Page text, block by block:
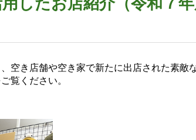
空き店舗や空き家で新たに出店された素敵
覧ください。